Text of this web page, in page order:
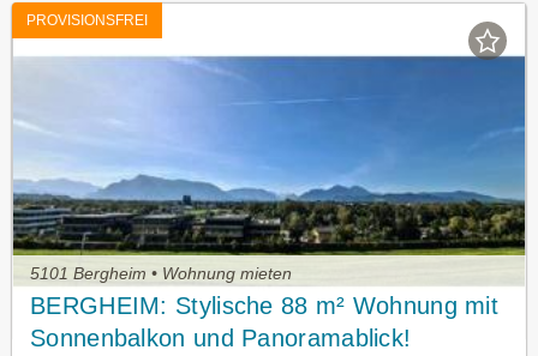
PROVISIONSFREI
5101 Bergheim • Wohnung mieten
BERGHEIM: Stylische 88 m² Wohnung mit
Sonnenbalkon und Panoramablick!